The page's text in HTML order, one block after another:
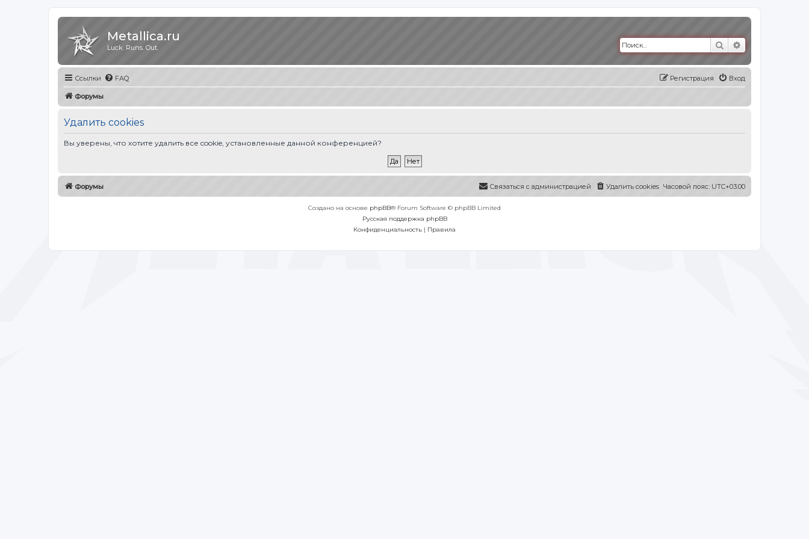
Metallica.ru
Luck. Runs. Out. Поиск
Ссылки FAQ Вход
Регистрация
Форумы
Удалить cookies
Вы уверены, что хотите удалить все cookie, установленные данной конференцией?
Форумы Часовой пояс: UTC+03:00
Удалить cookies
Связаться с администрацией
Создано на основе phpBB® Forum Software © phpBB Limited
Русская поддержка phpBB
Конфиденциальность | Правила